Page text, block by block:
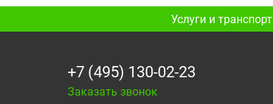
Услуги и транспорт
+7 (495) 130-02-23
Заказать звонок